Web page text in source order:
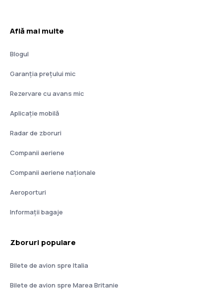
Află mai multe
Blogul
Garanția prețului mic
Rezervare cu avans mic
Aplicație mobilă
Radar de zboruri
Companii aeriene
Companii aeriene naţionale
Aeroporturi
Informații bagaje
Zboruri populare
Bilete de avion spre Italia
Bilete de avion spre Marea Britanie